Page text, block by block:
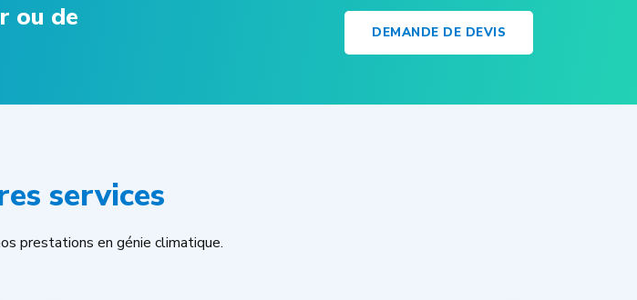
ou de
DEMANDE DE DEVIS
services
prestations en génie climatique.